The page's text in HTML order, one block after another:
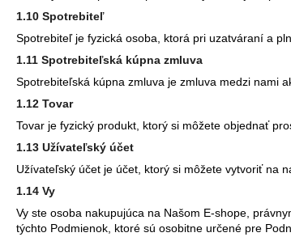
1.10 Spotrebiteľ
Spotrebiteľ je fyzická osoba, ktorá pri uzatváraní a
1.11 Spotrebiteľská kúpna zmluva
Spotrebiteľská kúpna zmluva je zmluva medzi nami
1.12 Tovar
Tovar je fyzický produkt, ktorý si môžete objednať
1.13 Užívateľský účet
Užívateľský účet je účet, ktorý si môžete vytvoriť na
1.14 Vy
Vy ste osoba nakupujúca na Našom E-shope,
týchto Podmienok, ktoré sú osobitne určené pre